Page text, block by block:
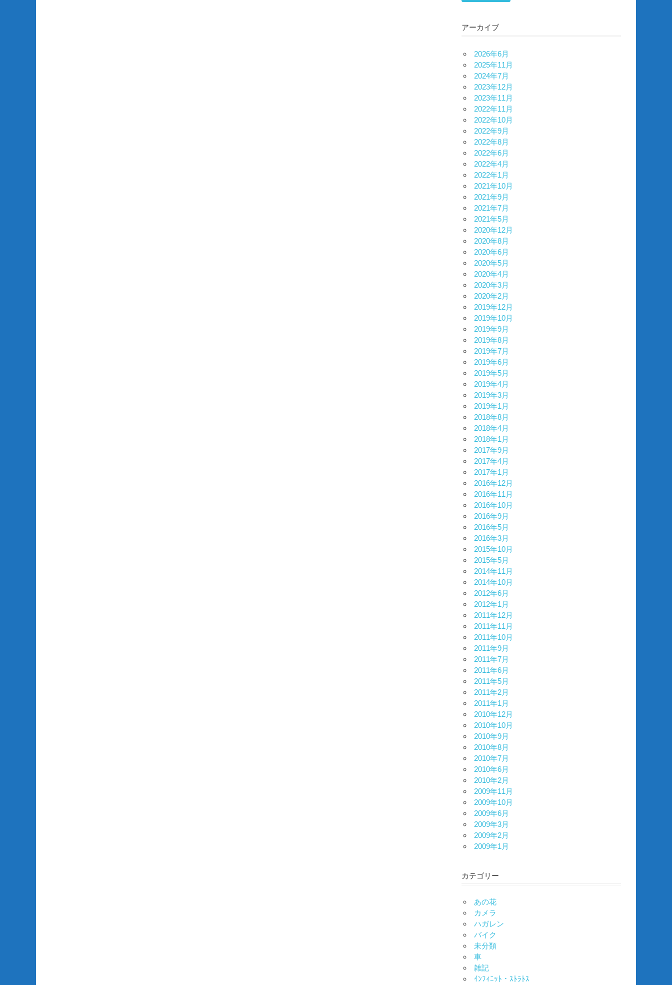
アーカイブ
2026年6月
2025年11月
2024年7月
2023年12月
2023年11月
2022年11月
2022年10月
2022年9月
2022年8月
2022年6月
2022年4月
2022年1月
2021年10月
2021年9月
2021年7月
2021年5月
2020年12月
2020年8月
2020年6月
2020年5月
2020年4月
2020年3月
2020年2月
2019年12月
2019年10月
2019年9月
2019年8月
2019年7月
2019年6月
2019年5月
2019年4月
2019年3月
2019年1月
2018年8月
2018年4月
2018年1月
2017年9月
2017年4月
2017年1月
2016年12月
2016年11月
2016年10月
2016年9月
2016年5月
2016年3月
2015年10月
2015年5月
2014年11月
2014年10月
2012年6月
2012年1月
2011年12月
2011年11月
2011年10月
2011年9月
2011年7月
2011年6月
2011年5月
2011年2月
2011年1月
2010年12月
2010年10月
2010年9月
2010年8月
2010年7月
2010年6月
2010年2月
2009年11月
2009年10月
2009年6月
2009年3月
2009年2月
2009年1月
カテゴリー
あの花
カメラ
ハガレン
バイク
未分類
車
雑記
ｲﾝﾌｨﾆｯﾄ・ｽﾄﾗﾄｽ